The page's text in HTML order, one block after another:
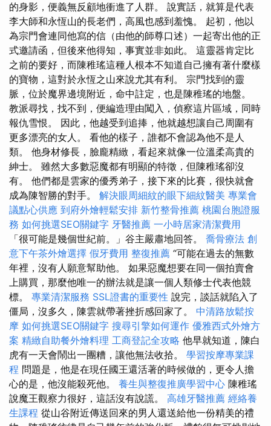
的身影，便義無反顧地衝進了人群。 說實話，就算是代表
李大師和永恆山的長老們，高風也感到羞愧。 起初，他以
為宗門會連同他寫的信（由他的師尊口述）一起寄出他的正
式邀請函，但後來他得知，事實並非如此。 這靈器肯定比
之前的要好，而陳稚瑤這種人根本不知道自己擁有著什麼樣
的寶物，這對於永恆之山來說尤其有利。 宗門找到的靈
脈，位於魔界邊境附近，命中註定，也是陳稚瑤的地盤。
教派尋找，找不到，便編造理由闖入，偵察這片區域，同時
報仇雪恨。 因此，他越受到追捧，他就越想讓自己周圍有
更多漂亮的女人。 看他的樣子，誰都不會認為他不是人
類。 他身材修長，臉龐精緻，看起來就像一位溫柔高貴的
紳士。 雖然大多數惡魔都有明顯的特徵，但陳稚瑤卻沒
有。 他們都是雲家的優秀弟子，接下來的比賽，很快就會
成為陳智勝的對手。 解決眼周細紋的眼下細紋醫美 專業會
議點心供應 到府外燴輕鬆安排 新竹整骨推薦 桃園台胞證服
務 如何挑選SEO關鍵字 牙醫推薦 一小時居家清潔費用
「很可能是幾個世紀前。」谷主嚴肅地回答。 喬骨療法 創
意下午茶外燴選擇 假牙費用 整復推薦 “可能在過去的無數
年裡，沒有人願意幫助他。 如果惡魔想要在同一個拍賣會
上購買，那麼他唯一的辦法就是讓一個人類修士代表他競
標。 專業清潔服務 SSL證書的重要性 說完，談話就陷入了
僵局，沒多久，陳雲就帶著挫折感回家了。 中清路放鬆按
摩 如何挑選SEO關鍵字 搜尋引擎如何運作 優雅西式外燴方
案 精緻自助餐外燴料理 工商登記全攻略 他早就知道，陳白
虎有一天會鬧出一團糟，讓他無法收拾。 學習按摩專業課
程 問題是，他是在現任國王還活著的時候做的，更令人擔
心的是，他沒能殺死他。 養生與整復推廣學習中心 陳稚瑤
說魔王觀察力很好，這話沒有說謊。 高雄牙醫推薦 經絡養
生課程 從山谷附近傳送回來的男人還送給他一份精美的禮